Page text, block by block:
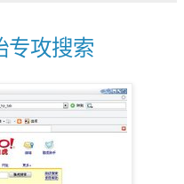
专攻搜索